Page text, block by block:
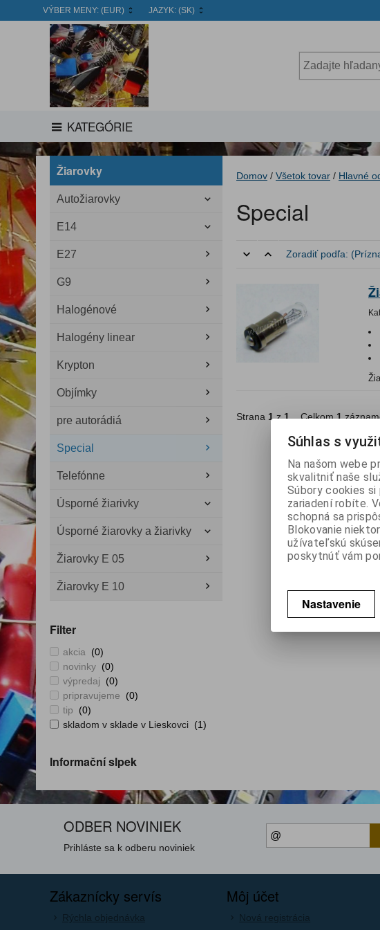
VÝBER MENY: (EUR) JAZYK: (SK)
KATEGÓRIE
Žiarovky
Autožiarovky
E14
E27
G9
Halogénové
Halogény linear
Krypton
Objímky
pre autorádiá
Special
Telefónne
Úsporné žiarivky
Úsporné žiarovky a žiarivky
Žiarovky E 05
Žiarovky E 10
Filter
akcia
(0)
novinky (0)
výpredaj
(0)
pripravujeme
(0)
tip
(0)
skladom v sklade v Lieskovci (1)
Informační slpek
Domov / Všetok tovar / Hlavné
Special
Zoradiť podľa:
Strana 1z1Celkom1
ODBER NOVINIEK
Prihláste sa k odberu noviniek
Zákaznícky servís
Rýchla objednávka
Môj účet
Nová registrácia
Súhlas s
Na našom webe
skvalitniť naše
Súbory cookies si
zariadení robíte.
schopná sa
Blokovanie
užívateľskú
poskytnúť vám
Nastavenie